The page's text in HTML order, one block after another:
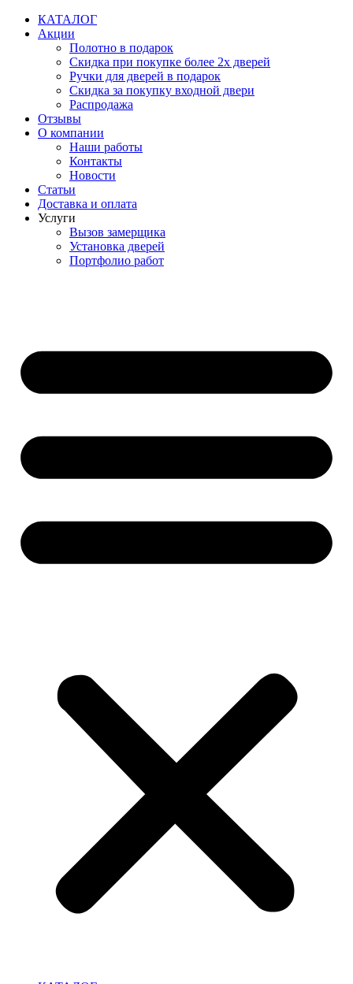
Перейти
содержимому
КАТАЛОГ
Акции
Полотно в подарок
Скидка при покупке более 2х дверей
Ручки для дверей в подарок
Скидка за покупку входной двери
Распродажа
Отзывы
О компании
Наши работы
Контакты
Новости
Статьи
Доставка и оплата
Услуги
Вызов замерщика
Установка дверей
Портфолио работ